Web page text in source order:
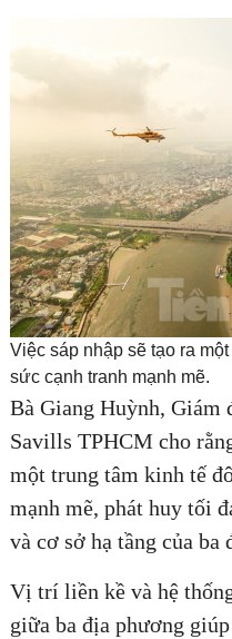
Việc sáp nhập sẽ tạo ra
sức cạnh tranh mạnh mẽ.
Bà Giang Huỳnh, Giám
Savills TPHCM cho
một trung tâm kinh tế
mạnh mẽ, phát huy tối
và cơ sở hạ tầng của ba
Vị trí liền kề và hệ
giữa ba địa phương